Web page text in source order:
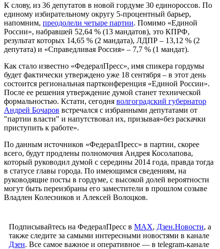
К слову, из 36 депутатов в новой гордуме 30 единороссов. По
единому избирательному округу 5-процентный барьер,
напомним, преодолели четыре партии. Помимо «Единой
России», набравшей 52,64 % (13 мандатов), это КПРФ,
результат которых 14,65 % (2 мандата), ЛДПР – 13,12 % (2
депутата) и «Справедливая Россия» – 7,7 % (1 мандат).
Как стало известно «ФедералПресс», имя спикера гордумы
будет фактически утверждено уже 18 сентября – в этот день
состоится региональная партконференция «Единой России».
После ее решения утверждение думой станет технической
формальностью. Кстати, сегодня волгоградский губернатор
Андрей Бочаров встречался с избранными депутатами от
"партии власти" и напутствовал их, призывая«без раскачки
приступить к работе».
По данным источников «ФедералПресс» в партии, скорее
всего, будут продлены полномочия Андрея Косолапова,
который руководил думой с середины 2014 года, правда тогда
в статусе главы города. По имеющимся сведениям, на
руководящие посты в гордуме, с высокой долей вероятности
могут быть переизбраны его заместители в прошлом созыве
Владлен Колесников и Алексей Волоцков.
Подписывайтесь на ФедералПресс в МАХ, Дзен.Новости, а
также следите за самыми интересными новостями в канале
Дзен. Все самое важное и оперативное — в telegram-канале